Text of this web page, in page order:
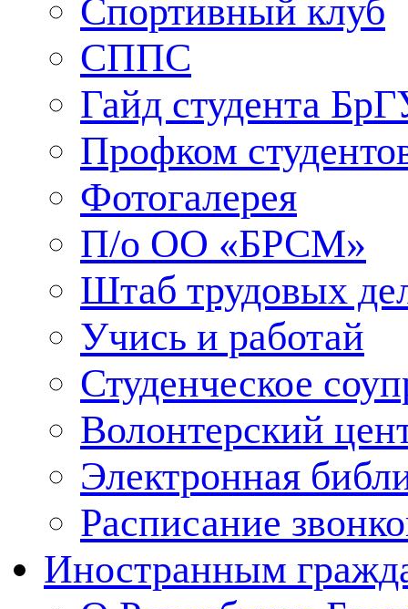
Спортивный клуб
СППС
Гайд студента
Профком
Фотогалерея
П/о ОО «БРСМ»
Штаб трудовых
Учись и работай
Студенческое
Волонтерский
Электронная
Расписание
Иностранным